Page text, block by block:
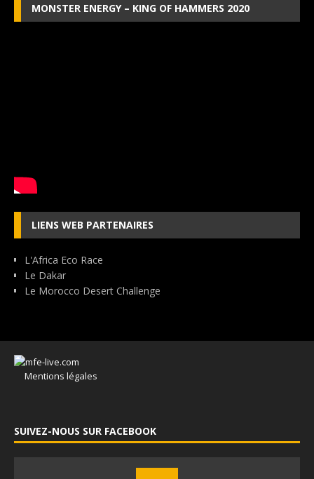
MONSTER ENERGY – KING OF HAMMERS 2020
LIENS WEB PARTENAIRES
L'Africa Eco Race
Le Dakar
Le Morocco Desert Challenge
Mentions légales
SUIVEZ-NOUS SUR FACEBOOK